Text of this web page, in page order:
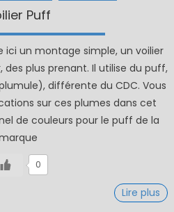
Puff
ici un montage simple, un voilier
plus prenant. Il utilise du puff,
différente du CDC. Vous
sur ces plumes dans cet
de couleurs pour le puff de la
0
Lire plus